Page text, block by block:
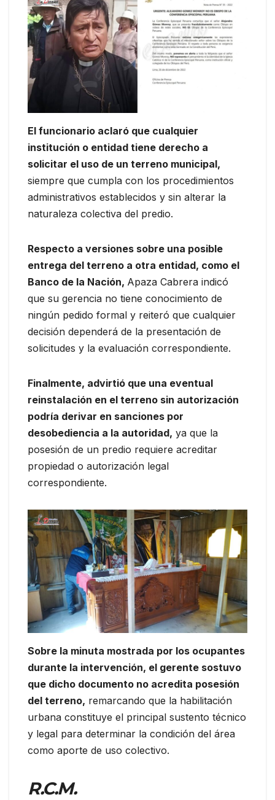
El funcionario aclaró que cualquier
institución o entidad tiene derecho a
solicitar el uso de un terreno municipal,
siempre que cumpla con los procedimientos
administrativos establecidos y sin alterar la
naturaleza colectiva del predio.
Respecto a versiones sobre una posible
entrega del terreno a otra entidad, como el
Banco de la Nación, Apaza Cabrera indicó
que su gerencia no tiene conocimiento de
ningún pedido formal y reiteró que cualquier
decisión dependerá de la presentación de
solicitudes y la evaluación correspondiente.
Finalmente, advirtió que una eventual
reinstalación en el terreno sin autorización
podría derivar en sanciones por
desobediencia a la autoridad, ya que la
posesión de un predio requiere acreditar
propiedad o autorización legal
correspondiente.
Sobre la minuta mostrada por los ocupantes
durante la intervención, el gerente sostuvo
que dicho documento no acredita posesión
del terreno, remarcando que la habilitación
urbana constituye el principal sustento técnico
y legal para determinar la condición del área
como aporte de uso colectivo.
R.C.M.